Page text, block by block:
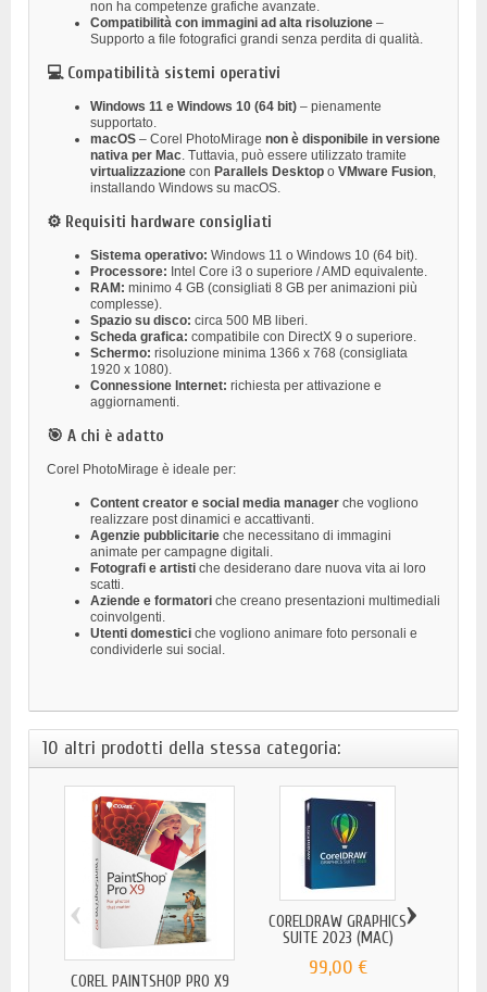
non ha competenze grafiche avanzate.
Compatibilità con immagini ad alta risoluzione –
Supporto a file fotografici grandi senza perdita di qualità.
💻 Compatibilità sistemi operativi
Windows 11 e Windows 10 (64 bit) – pienamente
supportato.
macOS – Corel PhotoMirage non è disponibile in versione
nativa per Mac . Tuttavia, può essere utilizzato tramite
virtualizzazione con Parallels Desktop o VMware Fusion
installando Windows su macOS.
⚙️ Requisiti hardware consigliati
Sistema operativo: Windows 11 o Windows 10 (64 bit).
Processore: Intel Core i3 o superiore / AMD equivalente.
RAM: minimo 4 GB (consigliati 8 GB per animazioni più
complesse).
Spazio su disco: circa 500 MB liberi.
Scheda grafica: compatibile con DirectX 9 o superiore.
Schermo: risoluzione minima 1366 x 768 (consigliata
1920 x 1080).
Connessione Internet: richiesta per attivazione e
aggiornamenti.
🎯 A chi è adatto
Corel PhotoMirage è ideale per:
Content creator e social media manager che vogliono
realizzare post dinamici e accattivanti.
Agenzie pubblicitarie che necessitano di immagini
animate per campagne digitali.
Fotografi e artisti che desiderano dare nuova vita ai loro
scatti.
Aziende e formatori che creano presentazioni multimediali
coinvolgenti.
Utenti domestici che vogliono animare foto personali e
condividerle sui social.
10 altri prodotti della stessa categoria:
COREL PAINTSHOP PRO X9
CORELDRAW GRAPHICS
SUITE 2023 (MAC)
99,00 €
‹ ›